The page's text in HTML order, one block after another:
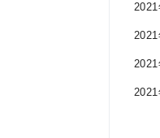
2021
2021
2021
2021